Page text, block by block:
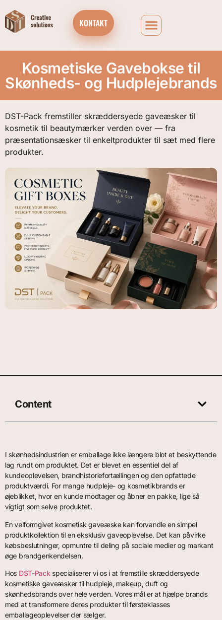
KONTAKT
Kosmetiske Gavebokse til
Skønheds- og Hudplejebrands
DST-Pack fremstiller skræddersyede gaveæsker til
kosmetik til beautymærker verden over — fra
præsentationsæsker til enkeltprodukter til sæt med flere
produkter.
Content
I skønhedsindustrien er emballage ikke længere blot et beskyttende
lag rundt om produktet. Det er blevet en essentiel del af
kundeoplevelsen, brandhistoriefortællingen og den opfattede
produktværdi. For mange hudpleje- og kosmetikbrands er
øjeblikket, hvor en kunde modtager og åbner en pakke, lige så
vigtigt som selve produktet.
En velformgivet kosmetisk gaveæske kan forvandle en simpel
produktkollektion til en eksklusiv gaveoplevelse. Det kan påvirke
købsbeslutninger, opmuntre til deling på sociale medier og markant
øge brandgenkendelsen.
Hos DST-Pack specialiserer vi os i at fremstille skræddersyede
kosmetiske gaveæsker til hudpleje, makeup, duft og
skønhedsbrands over hele verden. Vores mål er at hjælpe brands
med at transformere deres produkter til førsteklasses
emballageoplevelser der sælger.